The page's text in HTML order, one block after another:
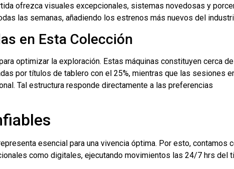
ofrezca visuales excepcionales, sistemas novedosas y
las semanas, añadiendo los estrenos más nuevos del
en Esta Colección
optimizar la exploración. Estas máquinas constituyen cerca
por títulos de tablero con el 25%, mientras que las sesiones
Tal estructura responde directamente a las preferencias
esencial para una vivencia óptima. Por esto, contamos
como digitales, ejecutando movimientos las 24/7 hrs del